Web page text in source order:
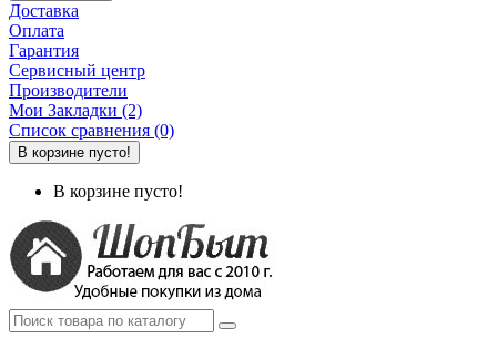
Доставка
Оплата
Гарантия
Сервисный центр
Производители
Мои Закладки (2)
Список сравнения (0)
В корзине пусто!
В корзине пусто!